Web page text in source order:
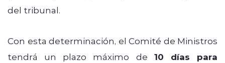
del tribunal.
Con esta determinación, el Comité de Ministros
tendrá un plazo máximo de 10 días para